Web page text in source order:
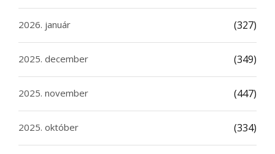
2026. január (327)
2025. december (349)
2025. november (447)
2025. október (334)